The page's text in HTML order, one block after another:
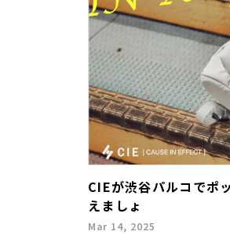
CIEが渋谷パルコでポ
えましょ
Mar 14, 2025